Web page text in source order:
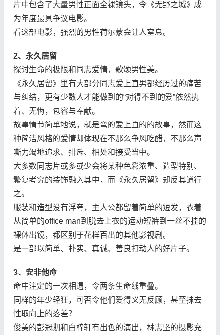
片中包含了大量男性正面全裸镜头，令《无野之城》成
为年度最具争议电影。
看这部电影，强烈的男性荷尔蒙会让人窒息。
2、永久居留
探讨生命的极限和同志爱情，歌颂男性美。
《永久居留》里有大部分同志爱上直男都经历过的痛苦
与纠结，更有少数人才能做到的“对得不到的爱”依然执
着、无悔，包容与奉献。
故事情节简单地说，就是弯的爱上直的的故事，然而这
种简洁风格的爱情却体现在不那么争风吃醋，不那么声
嘶力竭地追求、排斥、相处和接受当中。
大多数同志片或多或少会将某种色彩浓重、造型特别、
繁复考究的装饰融入其中，而《永久居留》却反其道行
之。
服装和造型没有浮夸，主人公都留着简单的短发，衣着
从简单的office man到脱去上衣的运动短裤到一丝不挂的
裸体出镜，都区别于花样百出的其他影视剧。
是一部以简单、朴实、真诚、善良打动人的好片子。
3、安非他命
命中注定的一次相遇，令两条生命线重叠。
同样的年少轻狂，可否令他们爱得义无反顾，甚至抺去
性取向上的落差？
俊美的彭冠期和白梓轩有出色的演出，林志坚的摄影充